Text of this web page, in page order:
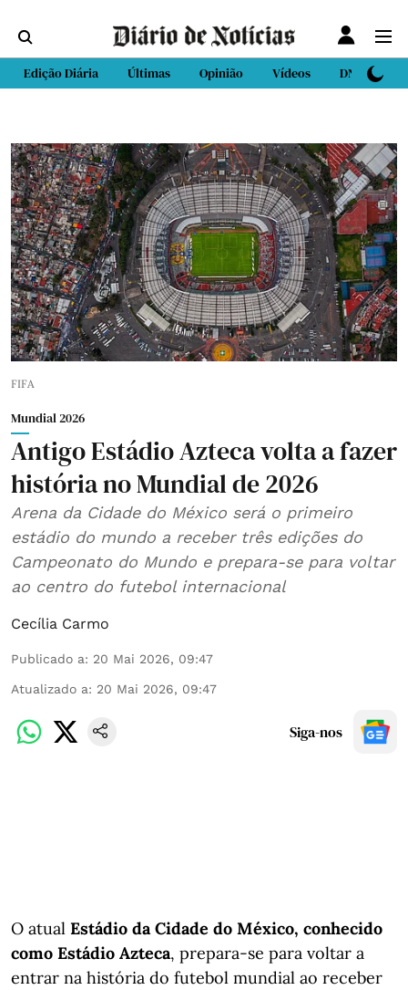
Edição Diária Últimas Opinião Vídeos DN Sport
FIFA
Mundial 2026
Antigo Estádio Azteca volta a fazer
história no Mundial de 2026
Arena da Cidade do México será o primeiro
estádio do mundo a receber três edições do
Campeonato do Mundo e prepara-se para voltar
ao centro do futebol internacional
Cecília Carmo
Publicado a: 20 Mai 2026, 09:47
Atualizado a: 20 Mai 2026, 09:47
Siga-nos
O atual Estádio da Cidade do México, conhecido
como Estádio Azteca, prepara-se para voltar a
entrar na história do futebol mundial ao receber